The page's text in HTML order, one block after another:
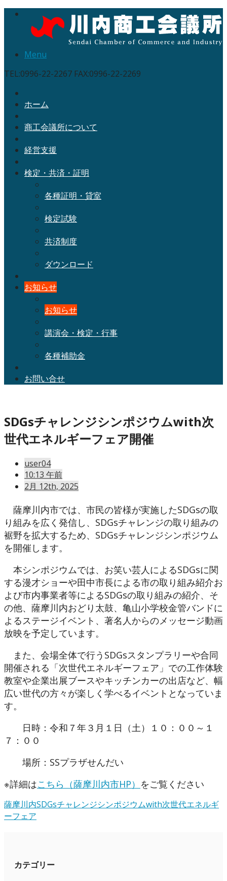
Menu
TEL:0996-22-2267 FAX:0996-22-2269
ホーム
商工会議所について
経営支援
検定・共済・証明
各種証明・貸室
検定試験
共済制度
ダウンロード
お知らせ
お知らせ
講演会・検定・行事
各種補助金
お問い合せ
SDGsチャレンジシンポジウムwith次
世代エネルギーフェア開催
user04
10:13 午前
2月 12th, 2025
薩摩川内市では、市民の皆様が実施したSDGsの取
り組みを広く発信し、SDGsチャレンジの取り組みの
裾野を拡大するため、SDGsチャレンジシンポジウム
を開催します。
本シンポジウムでは、お笑い芸人によるSDGsに関
する漫才ショーや田中市長による市の取り組み紹介お
よび市内事業者等によるSDGsの取り組みの紹介、そ
の他、薩摩川内おどり太鼓、亀山小学校金管バンドに
よるステージイベント、著名人からのメッセージ動画
放映を予定しています。
また、会場全体で行うSDGsスタンプラリーや合同
開催される「次世代エネルギーフェア」での工作体験
教室や企業出展ブースやキッチンカーの出店など、幅
広い世代の方々が楽しく学べるイベントとなっていま
す。
日時：令和７年３月１日（土）１０：００～１
７：００
場所：SSプラザせんだい
※詳細はこちら（薩摩川内市HP） をご覧ください
薩摩川内SDGsチャレンジシンポジウムwith次世代エネルギ
ーフェア
カテゴリー